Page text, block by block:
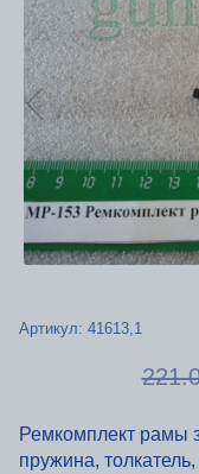
Артикул: 41613,1
Ремкомплект рамы
пружина,